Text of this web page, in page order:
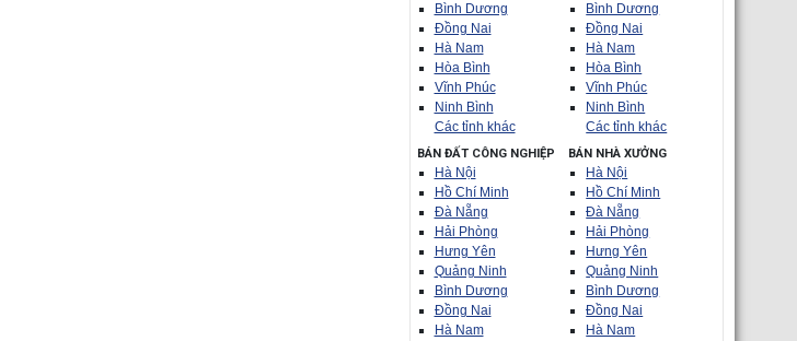
Bình Dương
Đồng Nai
Hà Nam
Hòa Bình
Vĩnh Phúc
Ninh Bình
Các tỉnh khác
Bình Dương
Đồng Nai
Hà Nam
Hòa Bình
Vĩnh Phúc
Ninh Bình
Các tỉnh khác
BÁN ĐẤT CÔNG NGHIỆP
Hà Nội
Hồ Chí Minh
Đà Nẵng
Hải Phòng
Hưng Yên
Quảng Ninh
Bình Dương
Đồng Nai
Hà Nam
BÁN NHÀ XƯỞNG
Hà Nội
Hồ Chí Minh
Đà Nẵng
Hải Phòng
Hưng Yên
Quảng Ninh
Bình Dương
Đồng Nai
Hà Nam